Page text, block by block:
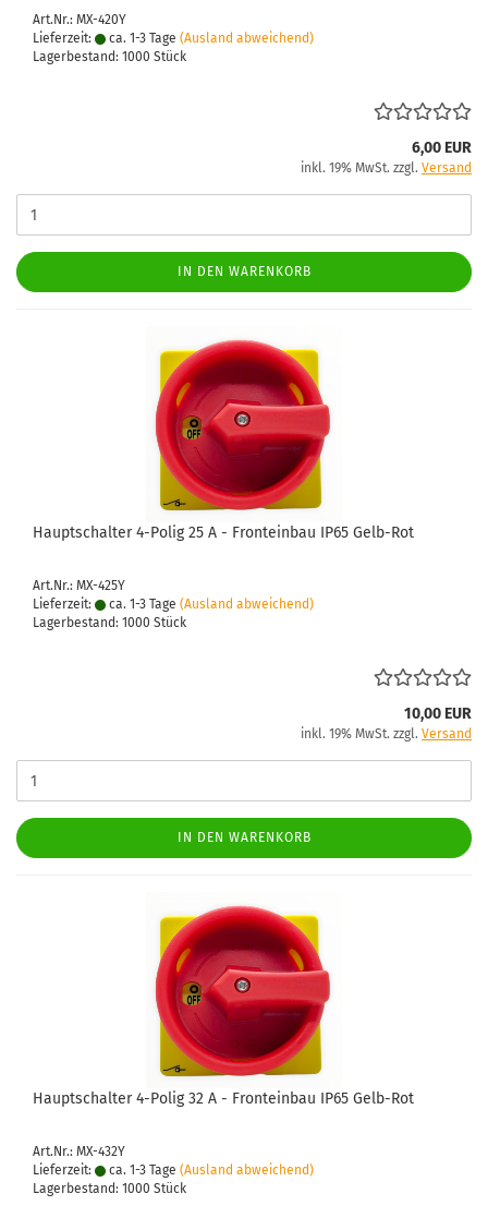
Art.Nr.: MX-420Y
Lieferzeit:
ca. 1-3 Tage (Ausland abweichend)
Lagerbestand: 1000 Stück
6,00 EUR
inkl. 19% MwSt. zzgl. Versand
IN DEN WARENKORB
Haupt­schal­ter 4-​Polig 25 A - Front­ein­bau IP65 Gelb-​Rot
Art.Nr.: MX-425Y
Lieferzeit:
ca. 1-3 Tage (Ausland abweichend)
Lagerbestand: 1000 Stück
10,00 EUR
inkl. 19% MwSt. zzgl. Versand
IN DEN WARENKORB
Haupt­schal­ter 4-​Polig 32 A - Front­ein­bau IP65 Gelb-​Rot
Art.Nr.: MX-432Y
Lieferzeit:
ca. 1-3 Tage (Ausland abweichend)
Lagerbestand: 1000 Stück